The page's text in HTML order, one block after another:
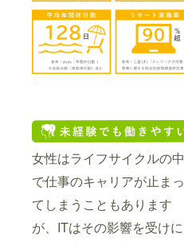
女性はライフサイクルの中
で仕事のキャリアが止まっ
てしまうこともあります
が、ITはその影響を受けに